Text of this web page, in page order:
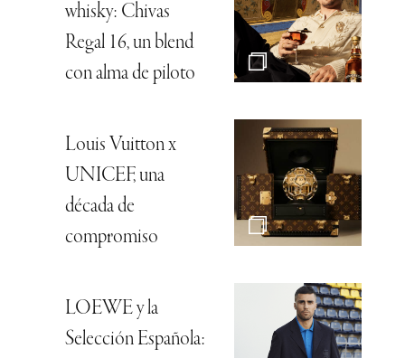
whisky: Chivas
Regal 16, un blend
con alma de piloto
Louis Vuitton x
UNICEF, una
década de
compromiso
LOEWE y la
Selección Española: